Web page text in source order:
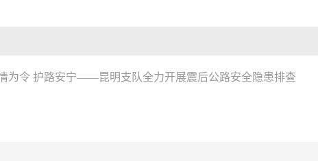
为令 护路安宁——昆明支队全力开展震后公路安全隐患排查